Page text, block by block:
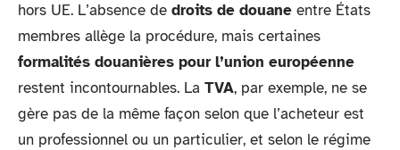
hors UE. L’absence de droits de douane entre États
membres allège la procédure, mais certaines
formalités douanières pour l’union européenne
restent incontournables. La TVA, par exemple, ne se
gère pas de la même façon selon que l’acheteur est
un professionnel ou un particulier, et selon le régime